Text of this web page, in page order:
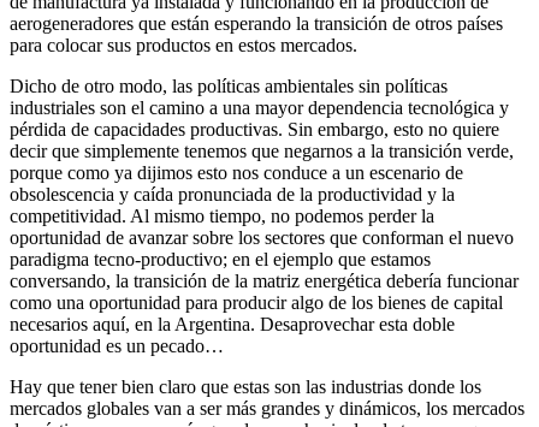
aerogeneradores que están esperando la transición de otros países
para colocar sus productos en estos mercados.
Dicho de otro modo, las políticas ambientales sin políticas
industriales son el camino a una mayor dependencia tecnológica y
pérdida de capacidades productivas. Sin embargo, esto no quiere
decir que simplemente tenemos que negarnos a la transición verde,
porque como ya dijimos esto nos conduce a un escenario de
obsolescencia y caída pronunciada de la productividad y la
competitividad. Al mismo tiempo, no podemos perder la
oportunidad de avanzar sobre los sectores que conforman el nuevo
paradigma tecno-productivo; en el ejemplo que estamos
conversando, la transición de la matriz energética debería funcionar
como una oportunidad para producir algo de los bienes de capital
necesarios aquí, en la Argentina. Desaprovechar esta doble
oportunidad es un pecado…
Hay que tener bien claro que estas son las industrias donde los
mercados globales van a ser más grandes y dinámicos, los mercados